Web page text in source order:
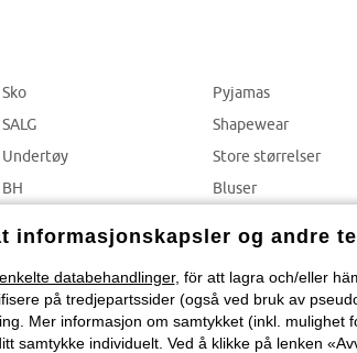
Sko
SALG
Undertøy
BH
Pyjamas
Shapewear
Store størrelser
Bluser
informasjonskapsler og andre
enkelte databehandlinger, för att lagra och/eller
på tredjepartssider (også ved bruk av
Mer informasjon om samtykket (inkl.
samtykke individuelt. Ved å klikke på lenken